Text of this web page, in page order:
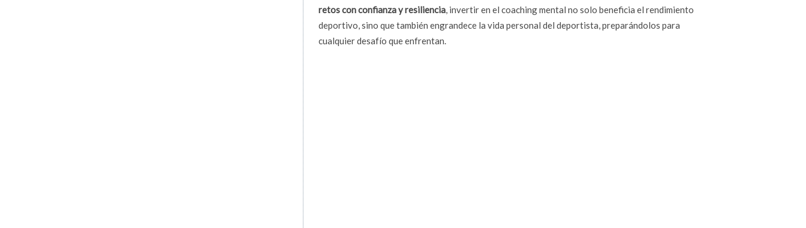
retos con confianza y resiliencia, invertir en el coaching mental no solo beneficia el rendimiento
deportivo, sino que también engrandece la vida personal del deportista, preparándolos para
cualquier desafío que enfrentan.